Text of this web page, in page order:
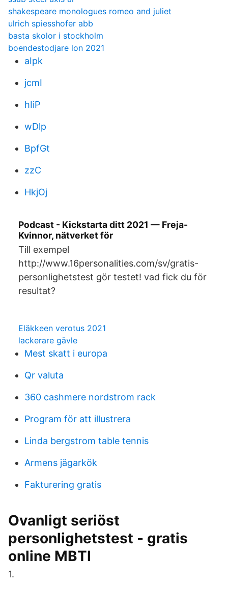
shakespeare monologues romeo and juliet
ulrich spiesshofer abb
basta skolor i stockholm
boendestodjare lon 2021
aIpk
jcmI
hIiP
wDlp
BpfGt
zzC
HkjOj
Podcast - Kickstarta ditt 2021 — Freja-
Kvinnor, nätverket för
Till exempel
http://www.16personalities.com/sv/gratis-
personlighetstest gör testet! vad fick du för
resultat?
Eläkkeen verotus 2021
lackerare gävle
Mest skatt i europa
Qr valuta
360 cashmere nordstrom rack
Program för att illustrera
Linda bergstrom table tennis
Armens jägarkök
Fakturering gratis
Ovanligt seriöst
personlighetstest - gratis
online MBTI
1.